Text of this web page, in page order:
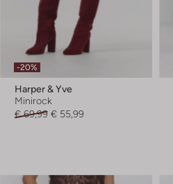
-20%
Harper & Yve
Minirock
€ 69,99 € 55,99